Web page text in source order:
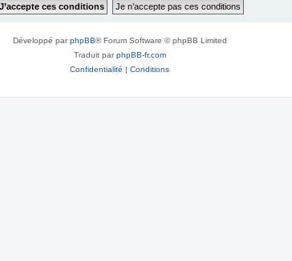
Développé parphpBB® Forum Software © phpBB Limited
Traduit parphpBB-fr.com
Confidentialité | Conditions